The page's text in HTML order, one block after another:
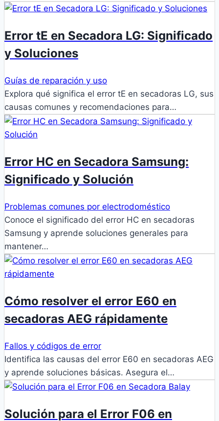
Error tE en Secadora LG: Significado
y Soluciones
Guías de reparación y uso
Explora qué significa el error tE en secadoras LG, sus
causas comunes y recomendaciones para…
Error HC en Secadora Samsung:
Significado y Solución
Problemas comunes por electrodoméstico
Conoce el significado del error HC en secadoras
Samsung y aprende soluciones generales para
mantener…
Cómo resolver el error E60 en
secadoras AEG rápidamente
Fallos y códigos de error
Identifica las causas del error E60 en secadoras AEG
y aprende soluciones básicas. Asegura el…
Solución para el Error F06 en